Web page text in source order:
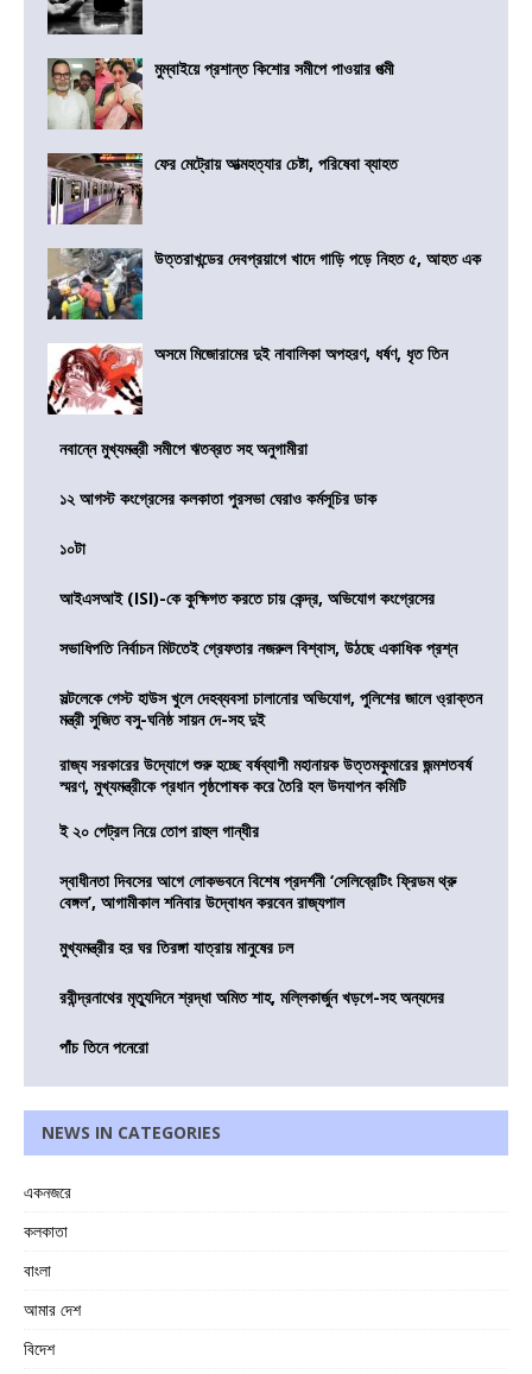
মুম্বাইয়ে প্রশান্ত কিশোর সমীপে পাওয়ার পত্মী
ফের মেট্রোয় আত্মহত্যার চেষ্টা, পরিষেবা ব্যাহত
উত্তরাখন্ডের দেবপ্রয়াগে খাদে গাড়ি পড়ে নিহত ৫, আহত এক
অসমে মিজোরামের দুই নাবালিকা অপহরণ, ধর্ষণ, ধৃত তিন
নবান্নে মুখ্যমন্ত্রী সমীপে ঋতব্রত সহ অনুগামীরা
১২ আগস্ট কংগ্রেসের কলকাতা পুরসভা ঘেরাও কর্মসূচির ডাক
১০টা
আইএসআই (ISI)-কে কুক্ষিগত করতে চায় কেন্দ্র, অভিযোগ কংগ্রেসের
সভাধিপতি নির্বাচন মিটতেই গ্রেফতার নজরুল বিশ্বাস, উঠছে একাধিক প্রশ্ন
সল্টলেকে গেস্ট হাউস খুলে দেহব্যবসা চালানোর অভিযোগ, পুলিশের জালে ও্রাক্তন
মন্ত্রী সুজিত বসু-ঘনিষ্ঠ সায়ন দে-সহ দুই
রাজ্য সরকারের উদ্যোগে শুরু হচ্ছে বর্ষব্যাপী মহানায়ক উত্তমকুমারের জন্মশতবর্ষ
স্মরণ, মুখ্যমন্ত্রীকে প্রধান পৃষ্ঠপোষক করে তৈরি হল উদযাপন কমিটি
ই ২০ পেট্রল নিয়ে তোপ রাহুল গান্ধীর
স্বাধীনতা দিবসের আগে লোকভবনে বিশেষ প্রদর্শনী ‘সেলিব্রেটিং ফ্রিডম থ্রু
বেঙ্গল’, আগামীকাল শনিবার উদ্বোধন করবেন রাজ্যপাল
মুখ্যমন্ত্রীর হর ঘর তিরঙ্গা যাত্রায় মানুষের ঢল
রবীন্দ্রনাথের মৃত্যুদিনে শ্রদ্ধা অমিত শাহ, মল্লিকার্জুন খড়গে-সহ অন্যদের
পাঁচ তিনে পনেরো
NEWS IN CATEGORIES
একনজরে
কলকাতা
বাংলা
আমার দেশ
বিদেশ